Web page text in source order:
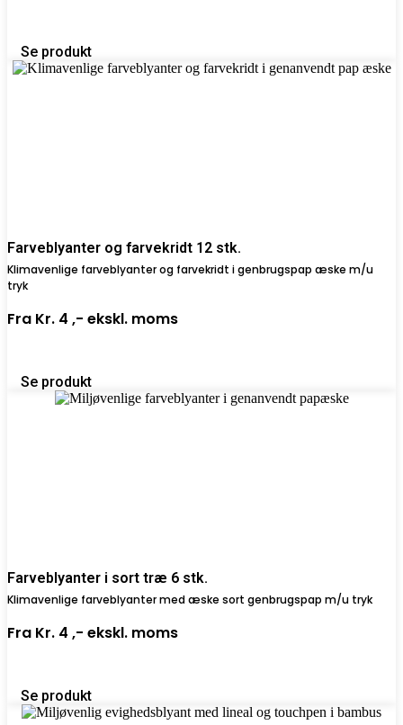
Se produkt
Farveblyanter og farvekridt 12 stk.
Klimavenlige farveblyanter og farvekridt i genbrugspap æske m/u
tryk
Fra Kr. 4 ,- ekskl. moms
Se produkt
Farveblyanter i sort træ 6 stk.
Klimavenlige farveblyanter med æske sort genbrugspap m/u tryk
Fra Kr. 4 ,- ekskl. moms
Se produkt